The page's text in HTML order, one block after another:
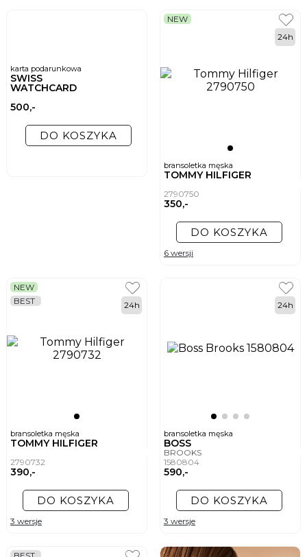
karta podarunkowa
SWISS
WATCHCARD
500,-
DO KOSZYKA
bransoletka męska
TOMMY HILFIGER
2790750
350,-
NEW
24h
DO KOSZYKA
6 wersji
bransoletka męska
TOMMY HILFIGER
2790732
390,-
NEW
BEST
24h
DO KOSZYKA
3 wersje
bransoletka męska
BOSS
BROOKS
1580804
590,-
24h
DO KOSZYKA
3 wersje